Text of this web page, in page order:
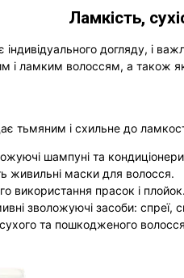
Ламкість,
догляду, і
і ламким волоссям, а також
тьмяним і схильне до
шампуні та
живильні маски для волосся.
використання прасок і плойок.
зволожуючі засоби: спреї,
та пошкодженого